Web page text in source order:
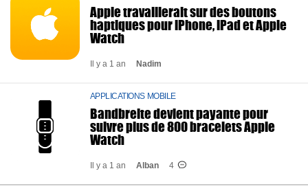
Apple travaillerait sur des boutons
haptiques pour iPhone, iPad et Apple
Watch
Il y a 1 an Nadim
APPLICATIONS MOBILE
Bandbreite devient payante pour
suivre plus de 800 bracelets Apple
Watch
Il y a 1 an Alban 4